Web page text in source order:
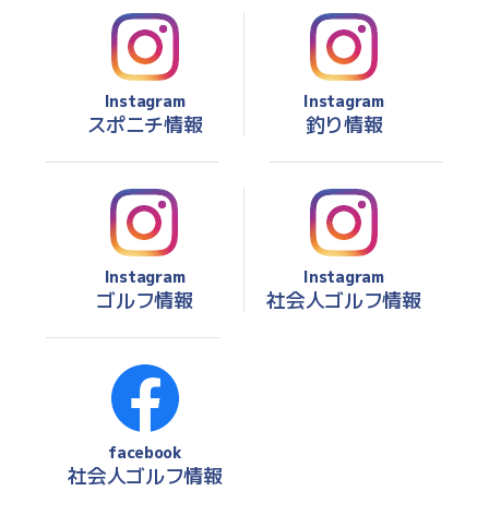
Instagram
スポニチ情報
Instagram
釣り情報
Instagram
ゴルフ情報
Instagram
社会人ゴルフ情報
facebook
社会人ゴルフ情報